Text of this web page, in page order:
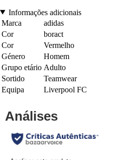
Informações adicionais
Marca
adidas
Cor
boract
Cor
Vermelho
Género
Homem
Grupo etário Adulto
Sortido
Teamwear
Equipa
Liverpool FC